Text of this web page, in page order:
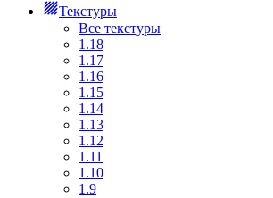
Текстуры
Все текстуры
1.18
1.17
1.16
1.15
1.14
1.13
1.12
1.11
1.10
1.9